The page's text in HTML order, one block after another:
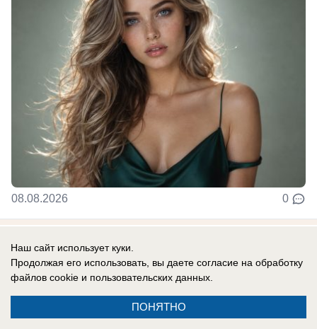
08.08.2026 0
В России
Одесса в огне: ВС РФ уничтожают
украинские корабли и порты
Армия России продолжает наносить системные
Наш сайт использует куки.
Продолжая его использовать, вы даете согласие на обработку
файлов cookie и пользовательских данных.
ПОНЯТНО